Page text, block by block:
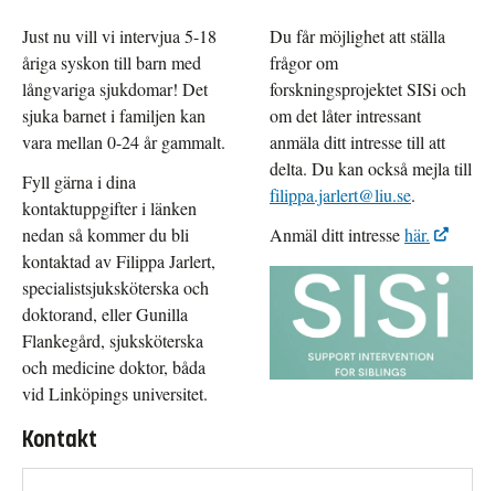
Just nu vill vi intervjua 5-18
åriga syskon till barn med
långvariga sjukdomar! Det
sjuka barnet i familjen kan
vara mellan 0-24 år gammalt.
Fyll gärna i dina
kontaktuppgifter i länken
nedan så kommer du bli
kontaktad av Filippa Jarlert,
specialistsjuksköterska och
doktorand, eller Gunilla
Flankegård, sjuksköterska
och medicine doktor, båda
vid Linköpings universitet.
Du får möjlighet att ställa
frågor om
forskningsprojektet SISi och
om det låter intressant
anmäla ditt intresse till att
delta. Du kan också mejla till
filippa.jarlert@liu.se.
Anmäl ditt intressehär.
Kontakt